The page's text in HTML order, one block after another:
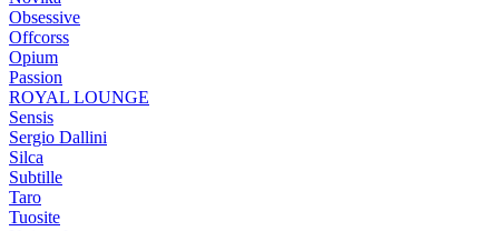
Obsessive
Offcorss
Opium
Passion
ROYAL LOUNGE
Sensis
Sergio Dallini
Silca
Subtille
Taro
Tuosite